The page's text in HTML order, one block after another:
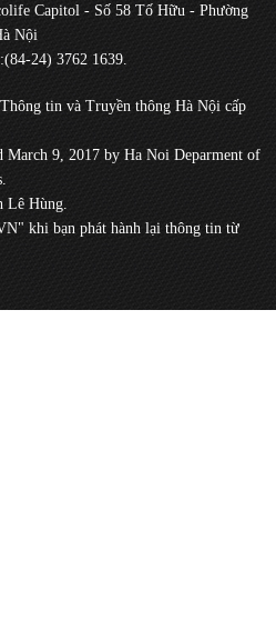
Capitol - Số 58 Tố Hữu - Phường
Nội
24) 3762 1639.
tin và Truyền thông Hà Nội cấp
9, 2017 by Ha Noi Deparment of
Lê Hùng.
khi bạn phát hành lại thông tin từ